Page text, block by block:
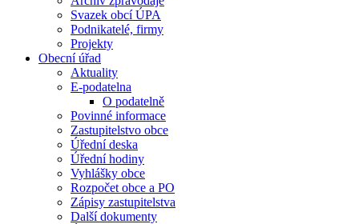
Svazek obcí ÚPA
Podnikatelé, firmy
Projekty
Obecní úřad
Aktuality
E-podatelna
O podatelně
Povinné informace
Zastupitelstvo obce
Úřední deska
Úřední hodiny
Vyhlášky obce
Rozpočet obce a PO
Zápisy zastupitelstva
Další dokumenty